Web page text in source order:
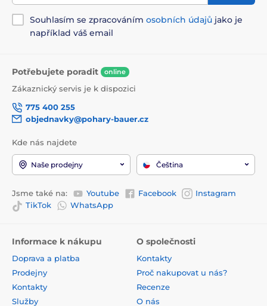
Souhlasím se zpracováním osobních údajů jako je
například váš email
Potřebujete poradit online
Zákaznický servis je k dispozici
775 400 255
objednavky@pohary-bauer.cz
Kde nás najdete
Naše prodejny Čeština
Jsme také na: Youtube Facebook
Instagram
TikTok
WhatsApp
Informace k nákupu
Doprava a platba
Prodejny
Kontakty
Služby
O společnosti
Kontakty
Proč nakupovat u nás?
Recenze
O nás